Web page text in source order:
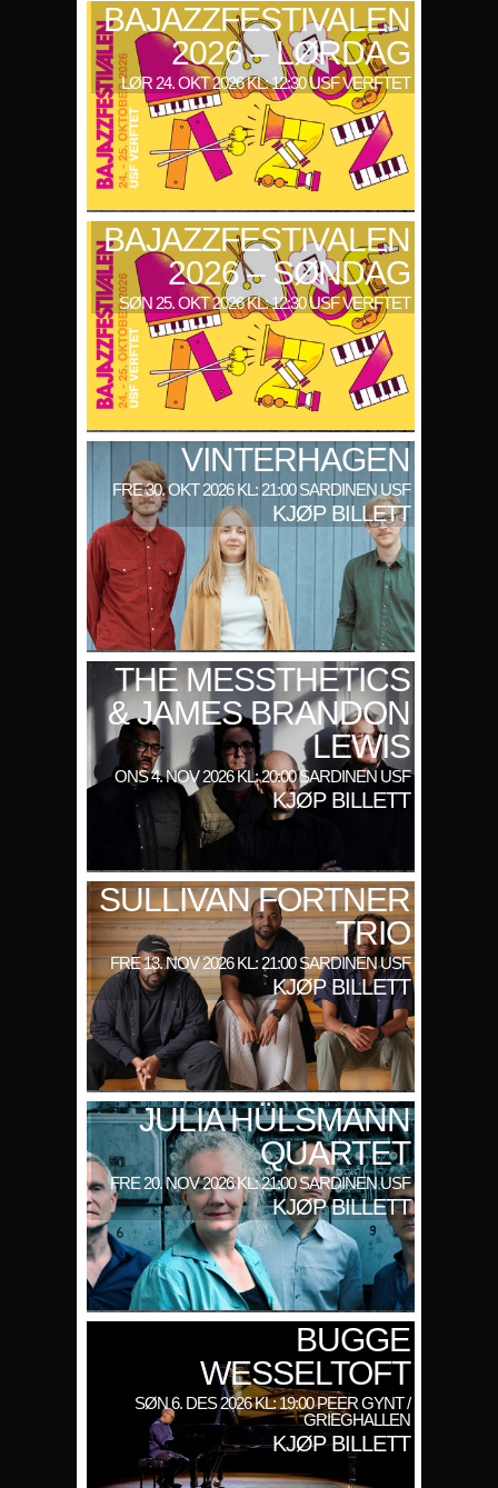
BAJAZZFESTIVALEN
2026 – LØRDAG
LØR 24. OKT 2026 KL: 12:30 USF VERFTET
BAJAZZFESTIVALEN
2026 – SØNDAG
SØN 25. OKT 2026 KL: 12:30 USF VERFTET
VINTERHAGEN
FRE 30. OKT 2026 KL: 21:00 SARDINEN USF
KJØP BILLETT
THE MESSTHETICS
& JAMES BRANDON
LEWIS
ONS 4. NOV 2026 KL: 20:00 SARDINEN USF
KJØP BILLETT
SULLIVAN FORTNER
TRIO
FRE 13. NOV 2026 KL: 21:00 SARDINEN USF
KJØP BILLETT
JULIA HÜLSMANN
QUARTET
FRE 20. NOV 2026 KL: 21:00 SARDINEN USF
KJØP BILLETT
BUGGE
WESSELTOFT
SØN 6. DES 2026 KL: 19:00 PEER GYNT /
GRIEGHALLEN
KJØP BILLETT